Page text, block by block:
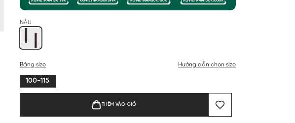
NÂU
Bảng size Hướng dẫn chọn size
100-115
THÊM VÀO GIỎ